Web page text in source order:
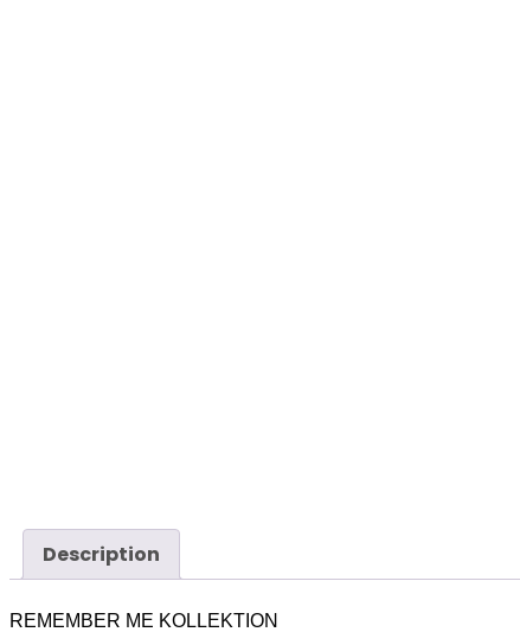
Description
REMEMBER ME KOLLEKTION